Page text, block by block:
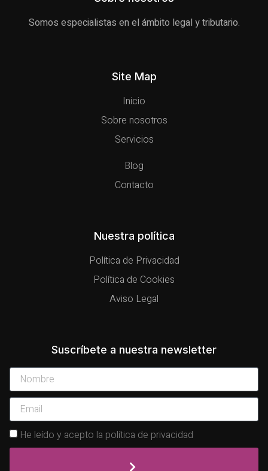
Somos especialistas en el ámbito legal y tributario.
Site Map
Inicio
Sobre nosotros
Servicios
Blog
Contacto
Nuestra política
Política de Privacidad
Política de Cookies
Aviso Legal
Suscríbete a nuestra newsletter
He leído y acepto la política de privacidad